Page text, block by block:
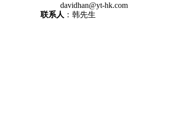
davidhan@yt-hk.com
联系人 ：韩先生